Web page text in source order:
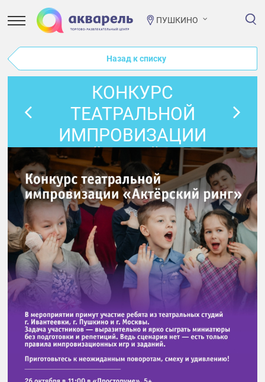
ПУШКИНО
Назад к списку
КОНКУРС
ТЕАТРАЛЬНОЙ
ИМПРОВИЗАЦИИ
«АКТЁРСКИЙ РИНГ»